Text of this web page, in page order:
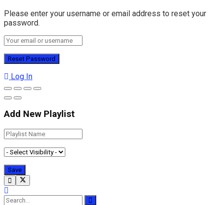
Please enter your username or email address to reset your
password.
Log In
Add New Playlist